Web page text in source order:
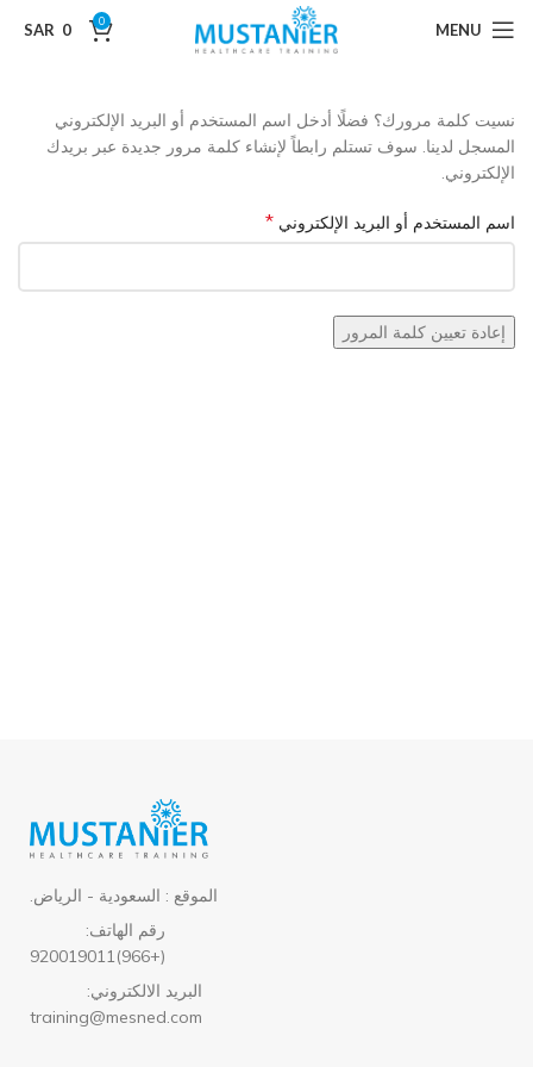
MENU
0
SAR 0
نسيت كلمة مرورك؟ فضلًا أدخل اسم المستخدم أو البريد الإلكتروني
المسجل لدينا. سوف تستلم رابطاً لإنشاء كلمة مرور جديدة عبر بريدك
الإلكتروني.
اسم المستخدم أو البريد الإلكتروني *
إعادة تعيين كلمة المرور
الموقع : السعودية - الرياض.
رقم الهاتف:
(+966)920019011
البريد الالكتروني:
training@mesned.com